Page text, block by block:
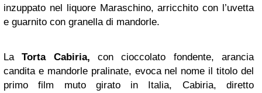
inzuppato nel liquore Maraschino, arricchito con l’uvetta
e guarnito con granella di mandorle.
LaTorta Cabiria,con cioccolato fondente, arancia
candita e mandorle pralinate, evoca nel nome il titolo del
primo film muto girato in Italia, Cabiria, diretto